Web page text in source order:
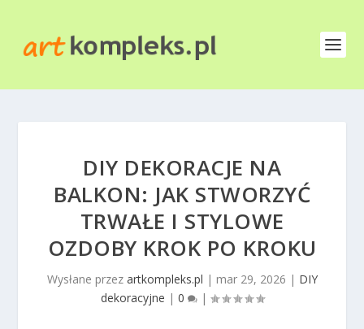
DIY DEKORACJE NA
BALKON: JAK STWORZYĆ
TRWAŁE I STYLOWE
OZDOBY KROK PO KROKU
Wysłane przez artkompleks.pl | mar 29, 2026 | DIY
dekoracyjne | 0 |